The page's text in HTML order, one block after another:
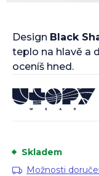
Design Black
teplo na hlavě a
oceníš hned.
Skladem
Možnosti